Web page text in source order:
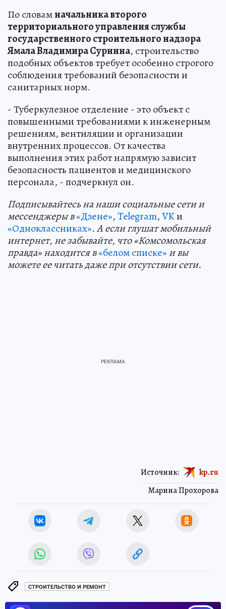
По словамначальника второго
территориального управления службы
государственного строительного надзора
Ямала Владимира Сурнина, строительство
подобных объектов требует особенно строгого
соблюдения требований безопасности и
санитарных норм.
- Туберкулезное отделение - это объект с
повышенными требованиями к инженерным
решениям, вентиляции и организации
внутренних процессов. От качества
выполнения этих работ напрямую зависит
безопасность пациентов и медицинского
персонала, - подчеркнул он.
Подписывайтесь на наши социальные сети и
мессенджеры в«Дзене»,Telegram,VKи
«Одноклассниках». А если глушат мобильный
интернет, не забывайте, что «Комсомольская
правда» находится в«белом списке» и вы
можете ее читать даже при отсутствии сети.
Марина Прохорова
Источник: kp.ru
СТРОИТЕЛЬСТВО И РЕМОНТ